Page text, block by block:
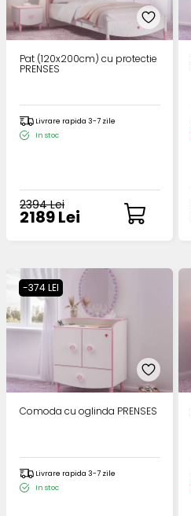
Pat (120x200cm) cu protectie
PRENSES
Livrare rapida 3-7 zile
In stoc
2394 Lei
2189 Lei
-374 LEI
Comoda cu oglinda PRENSES
Livrare rapida 3-7 zile
In stoc